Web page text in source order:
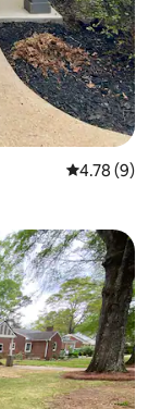
Calificación
4.78 (9)